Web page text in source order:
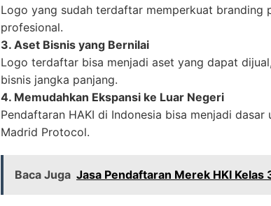
Logo yang sudah terdaftar memperkuat branding
profesional.
3. Aset Bisnis yang Bernilai
Logo terdaftar bisa menjadi aset yang dapat
bisnis jangka panjang.
4. Memudahkan Ekspansi ke Luar Negeri
Pendaftaran HAKI di Indonesia bisa menjadi dasar
Madrid Protocol.
Baca Juga Jasa Pendaftaran Merek HKI